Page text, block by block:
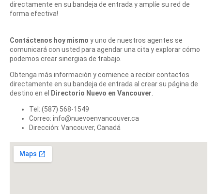
directamente en su bandeja de entrada y amplíe su red de
forma efectiva!
Contáctenos hoy mismo y uno de nuestros agentes se
comunicará con usted para agendar una cita y explorar cómo
podemos crear sinergias de trabajo.
Obtenga más información y comience a recibir contactos
directamente en su bandeja de entrada al crear su página de
destino en el
Directorio Nuevo en Vancouver
Tel: (587) 568-1549
Correo: info@nuevoenvancouver.ca
Dirección: Vancouver, Canadá